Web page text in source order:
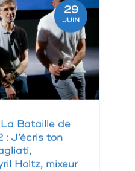
29
JUIN
Bataille de
: J’écris ton
Holtz, mixeur